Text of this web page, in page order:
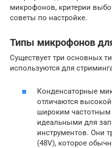
микрофонов, критерии
советы по настройке.
Типы микрофонов
Существует три основных
используются для
Конденсаторные
отличаются
широким частотным
идеальными для
инструментов. Они
(48V), которое